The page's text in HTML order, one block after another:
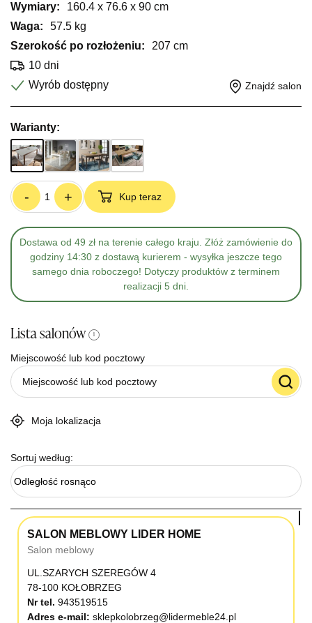
Wymiary:
160.4 x 76.6 x 90 cm
Waga:
57.5 kg
Szerokość po rozłożeniu:
207 cm
10 dni
Wyrób dostępny
Znajdź salon
Warianty:
- + Kup teraz
Dostawa od 49 zł na terenie całego kraju. Złóż zamówienie do
godziny 14:30 z dostawą kurierem - wysyłka jeszcze tego
samego dnia roboczego! Dotyczy produktów z terminem
realizacji 5 dni.
Lista salonów i
Miejscowość lub kod pocztowy
Moja lokalizacja
Sortuj według:
Odległość rosnąco
SALON MEBLOWY LIDER HOME
Salon meblowy
UL.SZARYCH SZEREGÓW 4
78-100 KOŁOBRZEG
Nr tel. 943519515
Adres e-mail: sklepkolobrzeg@lidermeble24.pl